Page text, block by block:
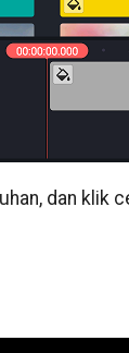
dan klik